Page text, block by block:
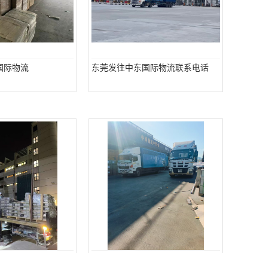
际物流 东莞发往中东国际物流联系电话